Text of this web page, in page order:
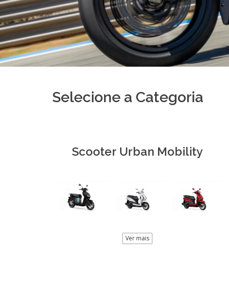
Selecione a Categoria
Scooter Urban Mobility
Ver mais